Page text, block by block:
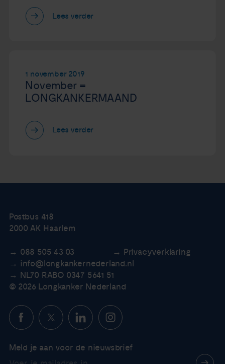
Lees verder
1 november 2019
November =
LONGKANKERMAAND
Lees verder
Postbus 418
2000 AK Haarlem
088 505 43 03
Privacyverklaring
info@longkankernederland.nl
NL70 RABO 0347 5641 51
© 2026 Longkanker Nederland
Meld je aan voor de nieuwsbrief